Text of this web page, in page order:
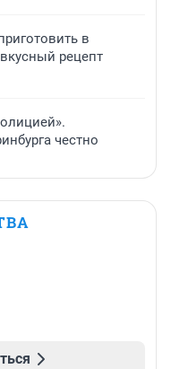
в
рецепт
честно